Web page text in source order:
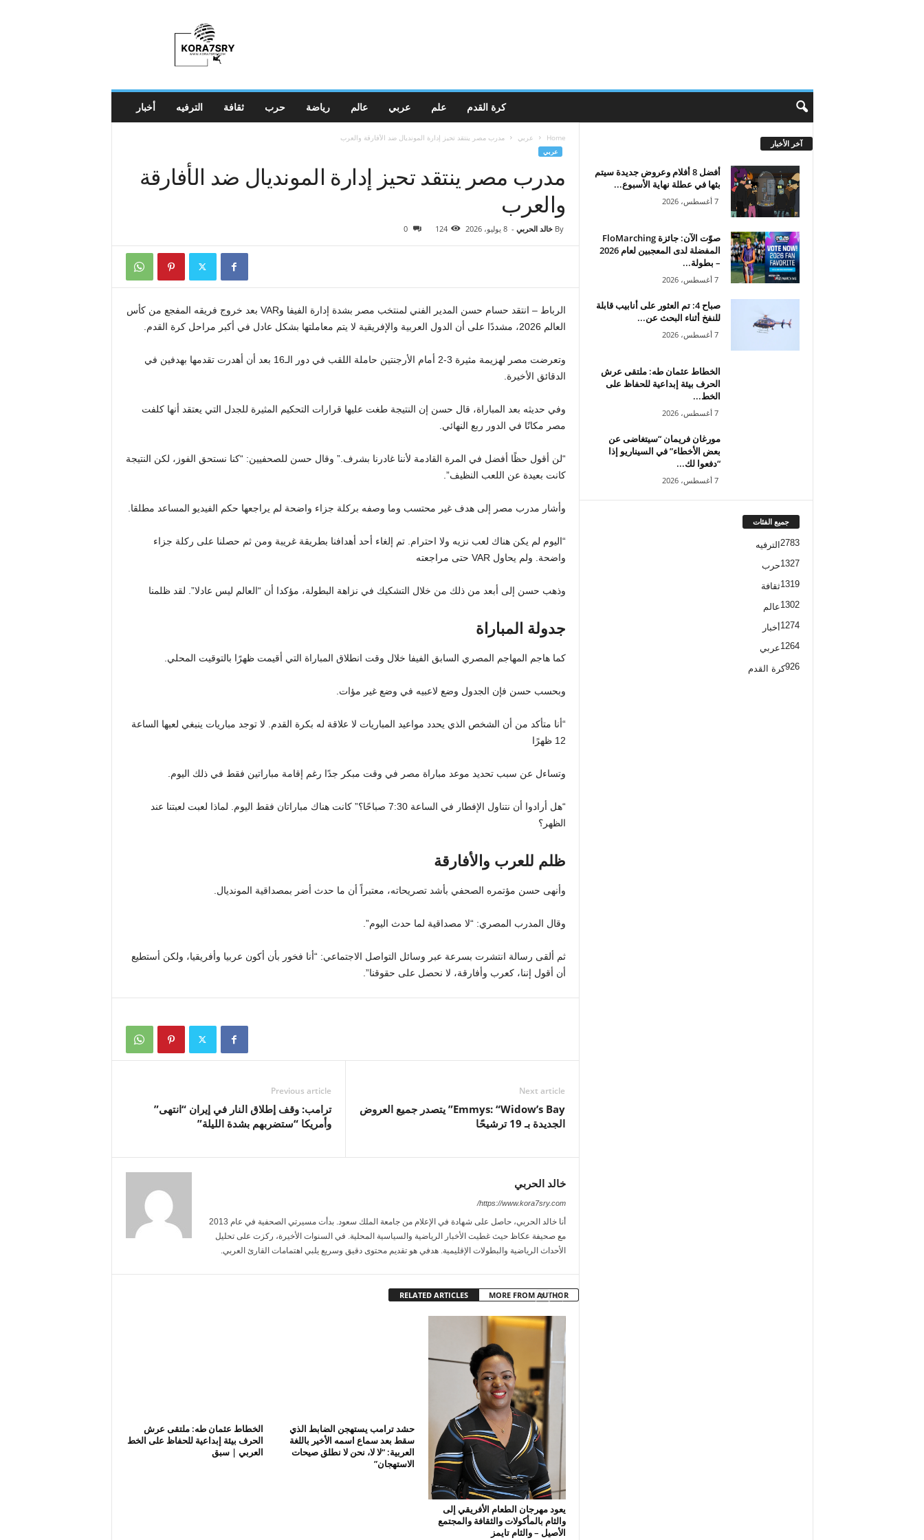
أخبار الترفيه ثقافة حرب رياضة عالم عربي علم كرة القدم
Home عربي مدرب مصر ينتقد تحيز إدارة المونديال ضد الأفارقة والعرب
عربي
مدرب مصر ينتقد تحيز إدارة المونديال ضد الأفارقة
والعرب
By خالد الحربي - 8 يوليو، 2026 124
0
الرباط
– انتقد حسام حسن المدير الفني لمنتخب مصر بشدة إدارة الفيفا وVAR بعد خروج فريقه المفجع من كأس
العالم 2026، مشددًا على أن الدول العربية والإفريقية لا يتم معاملتها بشكل عادل في أكبر مراحل كرة القدم.
وتعرضت مصر لهزيمة مثيرة 3-2 أمام الأرجنتين حاملة اللقب في دور الـ16 بعد أن أهدرت تقدمها بهدفين في
الدقائق الأخيرة.
وفي حديثه بعد المباراة، قال حسن إن النتيجة طغت عليها قرارات التحكيم المثيرة للجدل التي يعتقد أنها كلفت
مصر مكانًا في الدور ربع النهائي.
“لن أقول حظًا أفضل في المرة القادمة لأننا غادرنا بشرف.” وقال حسن للصحفيين: “كنا نستحق الفوز، لكن النتيجة
كانت بعيدة عن اللعب النظيف”.
وأشار مدرب مصر إلى هدف غير محتسب وما وصفه بركلة جزاء واضحة لم يراجعها حكم الفيديو المساعد مطلقا.
“اليوم لم يكن هناك لعب نزيه ولا احترام. تم إلغاء أحد أهدافنا بطريقة غريبة ومن ثم حصلنا على ركلة جزاء
واضحة. ولم يحاول VAR حتى مراجعته
وذهب حسن إلى أبعد من ذلك من خلال التشكيك في نزاهة البطولة، مؤكدا أن “العالم ليس عادلا”. لقد ظلمنا
جدولة المباراة
كما هاجم المهاجم المصري السابق الفيفا خلال وقت انطلاق المباراة التي أقيمت ظهرًا بالتوقيت المحلي.
وبحسب حسن فإن الجدول وضع لاعبيه في وضع غير مؤات.
“أنا متأكد من أن الشخص الذي يحدد مواعيد المباريات لا علاقة له بكرة القدم. لا توجد مباريات ينبغي لعبها الساعة
12 ظهرًا
وتساءل عن سبب تحديد موعد مباراة مصر في وقت مبكر جدًا رغم إقامة مباراتين فقط في ذلك اليوم.
“هل أرادوا أن نتناول الإفطار في الساعة 7:30 صباحًا؟” كانت هناك مباراتان فقط اليوم. لماذا لعبت لعبتنا عند
الظهر؟
ظلم للعرب والأفارقة
وأنهى حسن مؤتمره الصحفي بأشد تصريحاته، معتبراً أن ما حدث أضر بمصداقية المونديال.
وقال المدرب المصري: “لا مصداقية لما حدث اليوم”.
ثم ألقى رسالة انتشرت بسرعة عبر وسائل التواصل الاجتماعي: “أنا فخور بأن أكون عربيا وأفريقيا، ولكن أستطيع
أن أقول إننا، كعرب وأفارقة، لا نحصل على حقوقنا”.
Previous article
ترامب: وقف إطلاق النار في إيران “انتهى”
وأمريكا “ستضربهم بشدة الليلة”
Next article
Emmys: “Widow’s Bay” يتصدر جميع العروض
الجديدة بـ 19 ترشيحًا
خالد الحربي
https://www.kora7sry.com/
أنا خالد الحربي، حاصل على شهادة في الإعلام من جامعة الملك سعود. بدأت مسيرتي الصحفية في عام 2013
مع صحيفة عكاظ حيث غطيت الأخبار الرياضية والسياسية المحلية. في السنوات الأخيرة، ركزت على تحليل
الأحداث الرياضية والبطولات الإقليمية. هدفي هو تقديم محتوى دقيق وسريع يلبي اهتمامات القارئ العربي.
RELATED ARTICLES MORE FROM AUTHOR
الخطاط عثمان طه: ملتقى عرش
الحرف بيئة إبداعية للحفاظ على الخط
العربي | سبق
حشد ترامب يستهجن الضابط الذي
سقط بعد سماع اسمه الأخير باللغة
العربية: “لا لا، نحن لا نطلق صيحات
الاستهجان”
يعود مهرجان الطعام الأفريقي إلى
والثام بالمأكولات والثقافة والمجتمع
الأصيل – والثام تايمز
آخر الأخبار
أفضل 8 أفلام وعروض جديدة سيتم
بثها في عطلة نهاية الأسبوع...
7 أغسطس، 2026
صوّت الآن: جائزة FloMarching
المفضلة لدى المعجبين لعام 2026
– بطولة...
7 أغسطس، 2026
صباح 4: تم العثور على أنابيب قابلة
للنفخ أثناء البحث عن...
7 أغسطس، 2026
الخطاط عثمان طه: ملتقى عرش
الحرف بيئة إبداعية للحفاظ على
الخط...
7 أغسطس، 2026
مورغان فريمان “سيتغاضى عن
بعض الأخطاء” في السيناريو إذا
“دفعوا لك...
7 أغسطس، 2026
جميع الفئات
الترفيه 2783
حرب1327
ثقافة1319
عالم1302
أخبار 1274
عربي1264
كرة القدم926